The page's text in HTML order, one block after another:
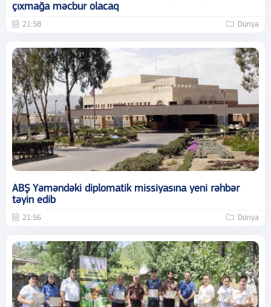
çıxmağa məcbur olacaq
21:58 Dünya
ABŞ Yəməndəki diplomatik missiyasına yeni rəhbər
təyin edib
21:56 Dünya